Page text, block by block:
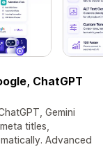
ChatGPT
Gemini
titles,
Advanced